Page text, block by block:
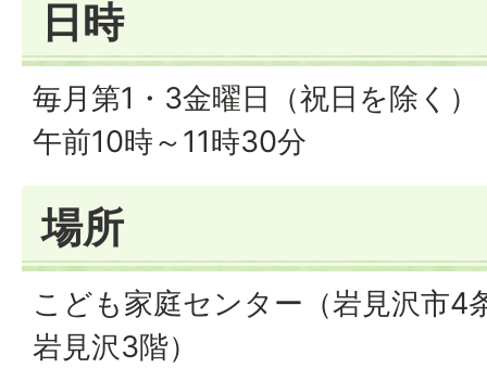
日時
毎月第1・3金曜日（祝日を除く）
午前10時～11時30分
場所
こども家庭センター（岩見沢市4
岩見沢3階）